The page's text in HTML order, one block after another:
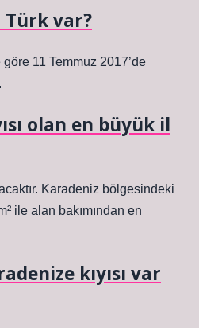
Türk var?
11 Temmuz 2017’de
olan en büyük il
Karadeniz bölgesindeki
ile alan bakımından en
kıyısı var